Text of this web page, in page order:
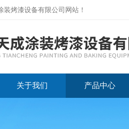
装烤漆设备有限公司网站 ！
关于我们 产品中心